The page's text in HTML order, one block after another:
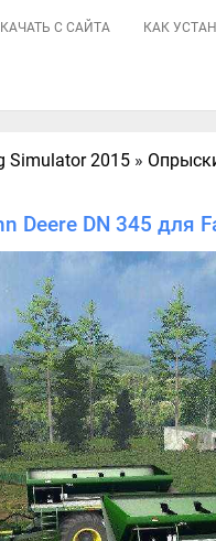
С САЙТА КАК
Simulator 2015 »
Deere DN 345 для